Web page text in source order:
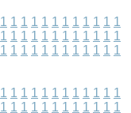
1 1 1 1 1 1 1 1 1 1 1 1
1 1 1 1 1 1 1 1 1 1 1 1
1 1 1 1 1 1 1 1 1 1 1 1
1 1 1 1 1 1 1 1 1 1 1 1
1 1 1 1 1 1 1 1 1 1 1 1